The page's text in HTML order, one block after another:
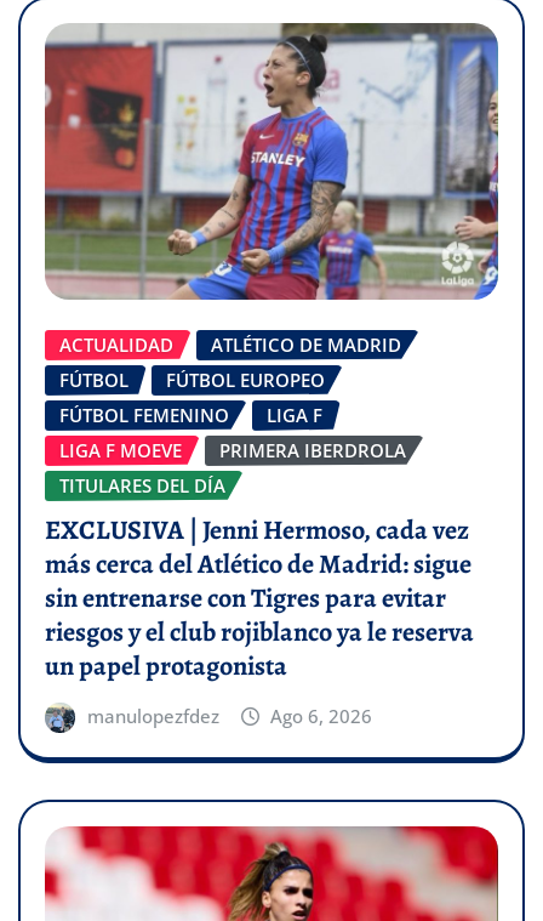
ACTUALIDAD
ATLÉTICO DE MADRID
FÚTBOL
FÚTBOL EUROPEO
FÚTBOL FEMENINO
LIGA F
LIGA F MOEVE
PRIMERA IBERDROLA
TITULARES DEL DÍA
EXCLUSIVA | Jenni Hermoso, cada vez
más cerca del Atlético de Madrid: sigue
sin entrenarse con Tigres para evitar
riesgos y el club rojiblanco ya le reserva
un papel protagonista
manulopezfdez Ago 6, 2026